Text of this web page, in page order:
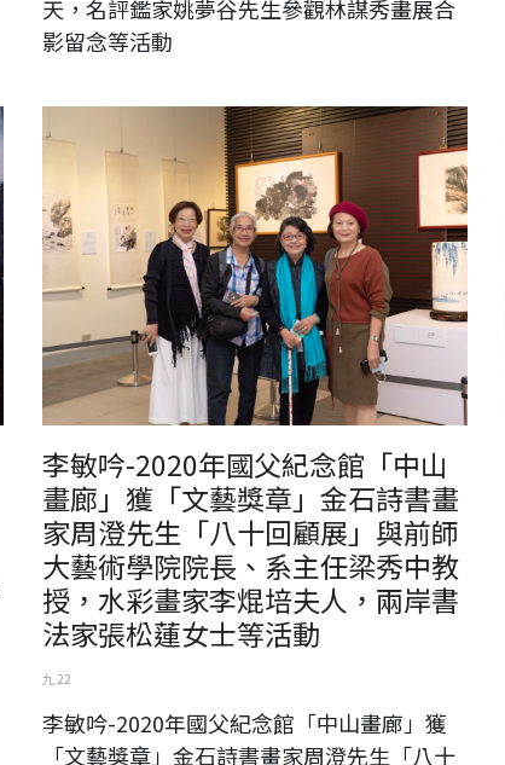
天，名評鑑家姚夢谷先生參觀林謀秀畫展合
影留念等活動
2020年國父紀念館「中山畫廊」獲「文藝獎章」金石詩書畫
家周澄先生「八十回顧展」與前師大藝術學院院長、系主任梁
秀中教授，水彩畫家李焜培夫人，兩岸書法家張松蓮女士
李敏吟-2020年國父紀念館「中山
畫廊」獲「文藝獎章」金石詩書畫
家周澄先生「八十回顧展」與前師
大藝術學院院長、系主任梁秀中教
授，水彩畫家李焜培夫人，兩岸書
法家張松蓮女士等活動
九 22
李敏吟-2020年國父紀念館「中山畫廊」獲
「文藝獎章」金石詩書畫家周澄先生「八十